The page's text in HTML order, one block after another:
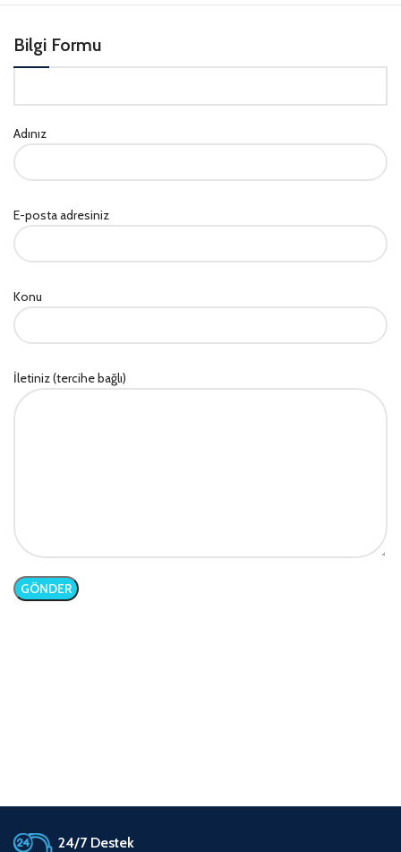
Bilgi Formu
Adınız
E-posta adresiniz
Konu
İletiniz (tercihe bağlı)
24/7 Destek